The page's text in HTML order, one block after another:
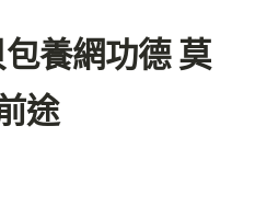
養網功德 莫
途